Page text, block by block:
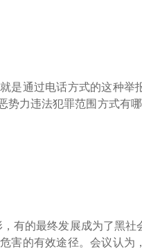
通过电话方式的这种举
势力违法犯罪范围方式
有的最终发展成为了黑社
害的有效途径。会议认为